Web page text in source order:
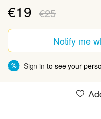
€19 €25
Notify me
% Sign in to see your